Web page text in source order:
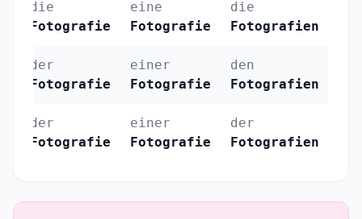
die
Fotografie
eine
Fotografie
die
Fotografien
der
Fotografie
einer
Fotografie
den
Fotografien
der
Fotografie
einer
Fotografie
der
Fotografien